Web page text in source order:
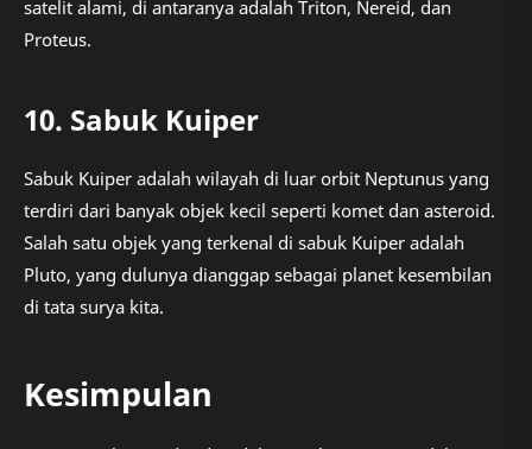
satelit alami, di antaranya adalah Triton, Nereid, dan
Proteus.
10. Sabuk Kuiper
Sabuk Kuiper adalah wilayah di luar orbit Neptunus yang
terdiri dari banyak objek kecil seperti komet dan asteroid.
Salah satu objek yang terkenal di sabuk Kuiper adalah
Pluto, yang dulunya dianggap sebagai planet kesembilan
di tata surya kita.
Kesimpulan